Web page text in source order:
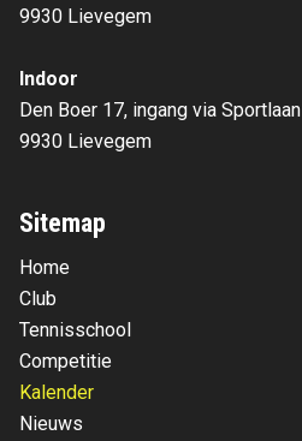
9930 Lievegem
Indoor
Den Boer 17, ingang via Sportlaan
9930 Lievegem
Sitemap
Home
Club
Tennisschool
Competitie
Kalender
Nieuws